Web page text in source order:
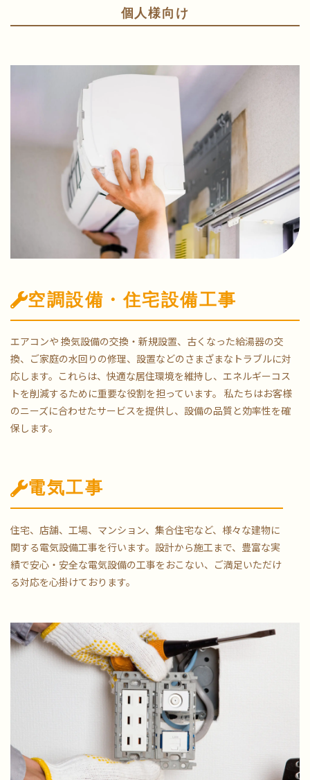
個人様向け
空調設備・住宅設備工事
エアコンや 換気設備の交換・新規設置、古くなった給湯器の交
換、ご家庭の水回りの修理、設置などのさまざまなトラブルに対
応します。これらは、快適な居住環境を維持し、エネルギーコス
トを削減するために重要な役割を担っています。 私たちはお客様
のニーズに合わせたサービスを提供し、設備の品質と効率性を確
保します。
電気工事
住宅、店舗、工場、マンション、集合住宅など、様々な建物に
関する電気設備工事を行います。設計から施工まで、豊富な実
績で安心・安全な電気設備の工事をおこない、ご満足いただけ
る対応を心掛けております。